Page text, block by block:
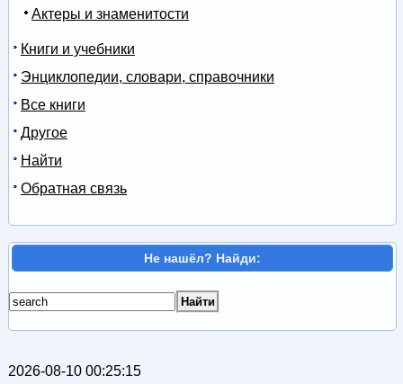
Актеры и знаменитости
Книги и учебники
Энциклопедии, словари, справочники
Все книги
Другое
Найти
Обратная связь
Не нашёл? Найди:
2026-08-10 00:25:15